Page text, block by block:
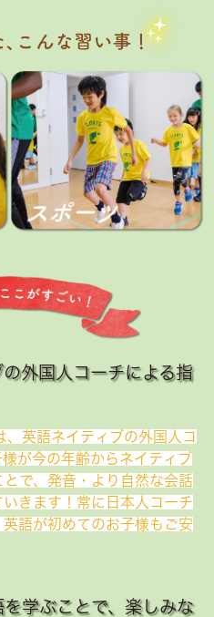
外国人コーチによる指
英語ネイティブの外国人コ
が今の年齢からネイティブ
で、発音・より自然な会話
きます！常に日本人コーチ
語が初めてのお子様もご安
学ぶことで、楽しみな